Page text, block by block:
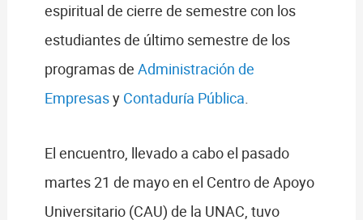
espiritual de cierre de semestre con los
estudiantes de último semestre de los
programas de Administración de
Empresasy Contaduría Pública.
El encuentro, llevado a cabo el pasado
martes 21 de mayo en el Centro de Apoyo
Universitario (CAU) de la UNAC, tuvo